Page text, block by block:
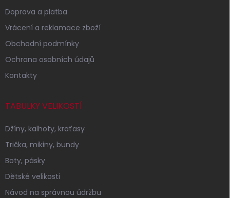
Doprava a platba
Vrácení a reklamace zboží
Obchodní podmínky
Ochrana osobních údajů
Kontakty
TABULKY VELIKOSTÍ
Džíny, kalhoty, kraťasy
Trička, mikiny, bundy
Boty, pásky
Dětské velikosti
Návod na správnou údržbu